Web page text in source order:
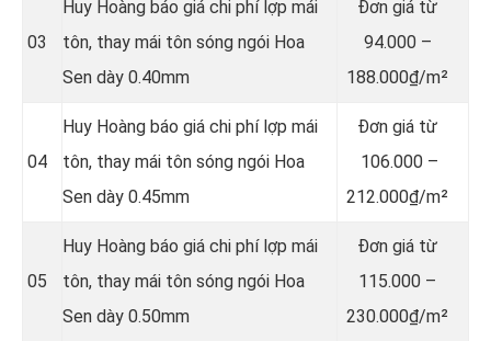
03
Huy Hoàng báo giá chi phí lợp mái
tôn, thay mái tôn sóng ngói Hoa
Sen dày 0.40mm
Đơn giá từ
94.000 –
188.000₫/m²
04
Huy Hoàng báo giá chi phí lợp mái
tôn, thay mái tôn sóng ngói Hoa
Sen dày 0.45mm
Đơn giá từ
106.000 –
212.000₫/m²
05
Huy Hoàng báo giá chi phí lợp mái
tôn, thay mái tôn sóng ngói Hoa
Sen dày 0.50mm
Đơn giá từ
115.000 –
230.000₫/m²